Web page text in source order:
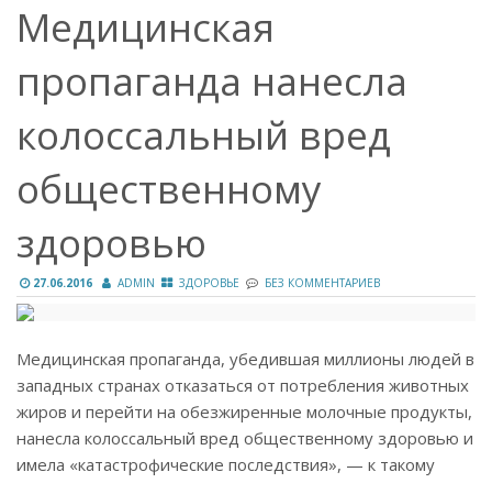
Медицинская
пропаганда нанесла
колоссальный вред
общественному
здоровью
27.06.2016 ADMIN ЗДОРОВЬЕ БЕЗ КОММЕНТАРИЕВ
Медицинская пропаганда, убедившая миллионы людей в
западных странах отказаться от потребления животных
жиров и перейти на обезжиренные молочные продукты,
нанесла колоссальный вред общественному здоровью и
имела «катастрофические последствия», — к такому